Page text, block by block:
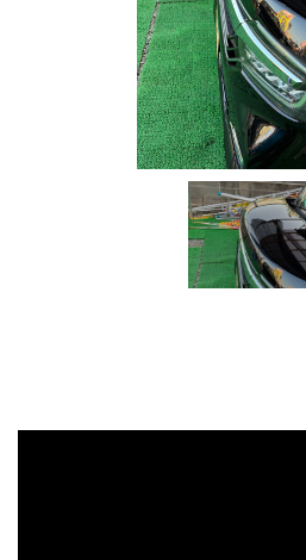
プライバシーポリシー
お問い合わせ
公式SNS